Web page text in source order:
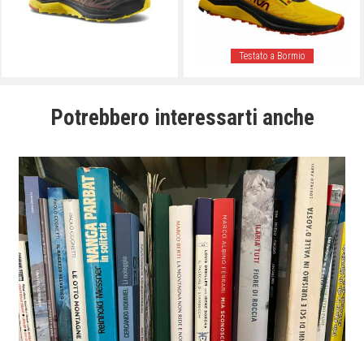
Testato a Bormio
Potrebbero interessarti anche